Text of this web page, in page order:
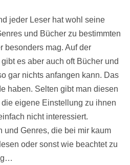
jeder Leser hat wohl seine
und Bücher zu bestimmten
besonders mag. Auf der
es aber auch oft Bücher und
gar nichts anfangen kann. Das
haben. Selten gibt man diesen
eigene Einstellung zu ihnen
nicht interessiert.
und Genres, die bei mir kaum
oder sonst wie beachtet zu